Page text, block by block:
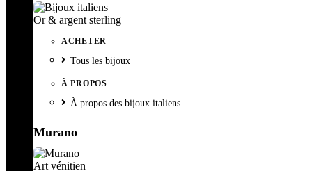
Or & argent sterling
ACHETER
Tous les bijoux
À PROPOS
À propos des bijoux italiens
Murano
Art vénitien